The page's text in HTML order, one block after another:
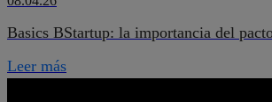
Basics BStartup: la importancia del
Leer más